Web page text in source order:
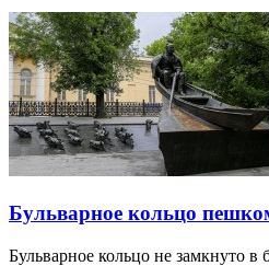
Бульварное кольцо
Бульварное кольцо не замкнуто